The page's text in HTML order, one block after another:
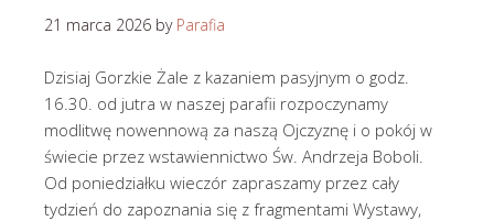
21 marca 2026 by Parafia
Dzisiaj Gorzkie Żale z kazaniem pasyjnym o godz.
16.30. od jutra w naszej parafii rozpoczynamy
modlitwę nowennową za naszą Ojczyznę i o pokój w
świecie przez wstawiennictwo Św. Andrzeja Boboli.
Od poniedziałku wieczór zapraszamy przez cały
tydzień do zapoznania się z fragmentami Wystawy,